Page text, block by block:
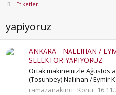
Etiketler
yapiyoruz
ANKARA - NALLIHAN /
SELEKTÖR YAPIYORUZ
Ortak makinemizle Ağustos
(Tosunbey) Nallıhan / Eymir
ramazanakinci
Konu